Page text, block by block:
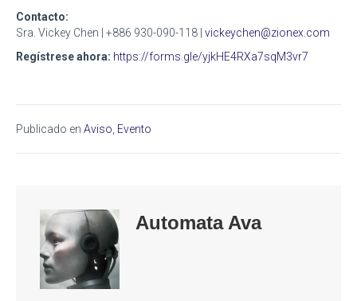
Contacto:
Sra. Vickey Chen | +886 930-090-118 | vickeychen@zionex.com
Regístrese ahora: https://forms.gle/yjkHE4RXa7sqM3vr7
Publicado en Aviso Evento
Automata Ava